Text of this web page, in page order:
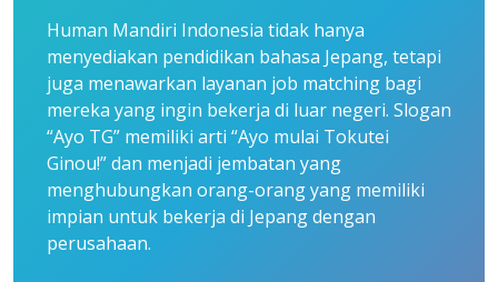
Human Mandiri Indonesia tidak hanya
menyediakan pendidikan bahasa Jepang, tetapi
juga menawarkan layanan job matching bagi
mereka yang ingin bekerja di luar negeri. Slogan
“Ayo TG” memiliki arti “Ayo mulai Tokutei
Ginou!” dan menjadi jembatan yang
menghubungkan orang-orang yang memiliki
impian untuk bekerja di Jepang dengan
perusahaan.